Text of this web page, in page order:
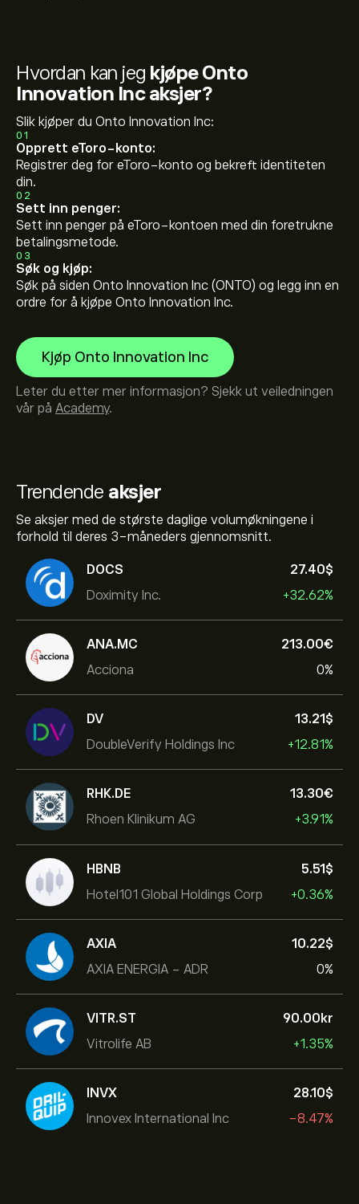
Trendende aksjer
Se aksjer med de største daglige volumøkningene i
forhold til deres 3-måneders gjennomsnitt.
DOCS
Doximity Inc.
27.40‎$‎
+32.62%
ANA.MC
Acciona
213.00‎€‎
0%
DV
DoubleVerify Holdings Inc
13.21‎$‎
+12.81%
RHK.DE
Rhoen Klinikum AG
13.30‎€‎
+3.91%
HBNB
Hotel101 Global Holdings Corp
5.51‎$‎
+0.36%
AXIA
AXIA ENERGIA - ADR
10.22‎$‎
0%
VITR.ST
Vitrolife AB
90.00‎kr‎
+1.35%
INVX
Innovex International Inc
28.10‎$‎
-8.47%
Hvordan kan jeg kjøpe Onto
Innovation Inc aksjer?
Slik kjøper du Onto Innovation Inc:
01
Opprett eToro-konto:
Registrer deg for eToro-konto og bekreft identiteten
din.
02
Sett inn penger:
Sett inn penger på eToro-kontoen med din foretrukne
betalingsmetode.
03
Søk og kjøp:
Søk på siden Onto Innovation Inc (ONTO) og legg inn en
ordre for å kjøpe Onto Innovation Inc.
Kjøp Onto Innovation Inc
Leter du etter mer informasjon? Sjekk ut veiledningen
vår på Academy.